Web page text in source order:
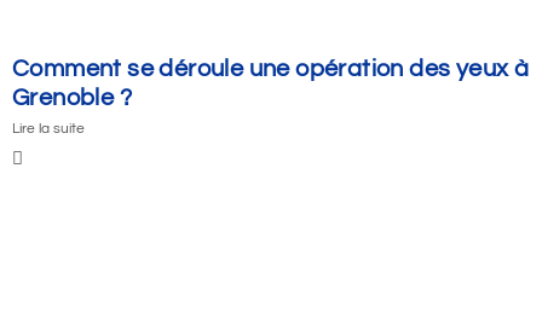
Comment se déroule une opération des yeux à
Grenoble ?
Lire la suite